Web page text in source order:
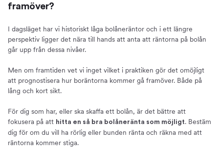
framöver?
I dagsläget har vi historiskt låga bolåneräntor och i ett längre
perspektiv ligger det nära till hands att anta att räntorna på bolån
går upp från dessa nivåer.
Men om framtiden vet vi inget vilket i praktiken gör det omöjligt
att prognostisera hur boräntorna kommer gå framöver. Både på
lång och kort sikt.
För dig som har, eller ska skaffa ett bolån, är det bättre att
fokusera på att hitta en så bra bolåneränta som möjligt. Bestäm
dig för om du vill ha rörlig eller bunden ränta och räkna med att
räntorna kommer stiga.